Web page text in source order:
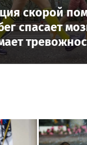
скорой
спасает